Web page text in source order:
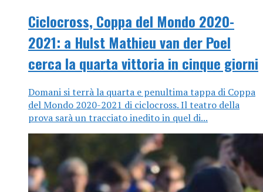
Ciclocross, Coppa del Mondo 2020-
2021: a Hulst Mathieu van der Poel
cerca la quarta vittoria in cinque giorni
Domani si terrà la quarta e penultima tappa di Coppa
del Mondo 2020-2021 di ciclocross. Il teatro della
prova sarà un tracciato inedito in quel di...